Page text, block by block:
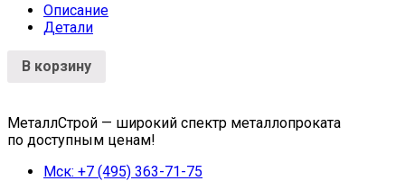
Описание
Детали
В корзину
МеталлСтрой — широкий спектр металлопроката
по доступным ценам!
Мск: +7 (495) 363-71-75